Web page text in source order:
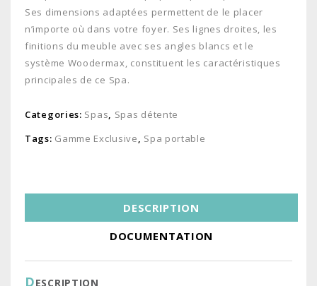
Ses dimensions adaptées permettent de le placer
n’importe où dans votre foyer. Ses lignes droites, les
finitions du meuble avec ses angles blancs et le
système Woodermax, constituent les caractéristiques
principales de ce Spa.
Categories: Spas, Spas détente
Tags: Gamme Exclusive, Spa portable
DESCRIPTION
DOCUMENTATION
DESCRIPTION